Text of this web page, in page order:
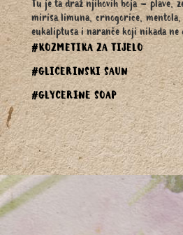
Tu je ta draž njihovih boja – plave,
mirisa limuna, crnogorice, mentola,
eukaliptusa i naranče koji nikada ne
#KOZMETIKA ZA TIJELO
#GLICERINSKI SAUN
#GLYCERINE SOAP